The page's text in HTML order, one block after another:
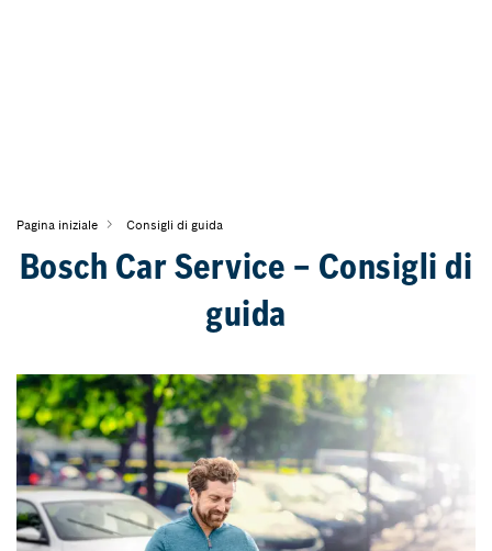
Pagina iniziale Consigli di guida
Bosch Car Service – Consigli di
guida